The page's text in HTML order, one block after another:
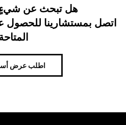
هل تبحث عن شيءٍ
اتصل بمستشارينا للحصول
اطلب عرض